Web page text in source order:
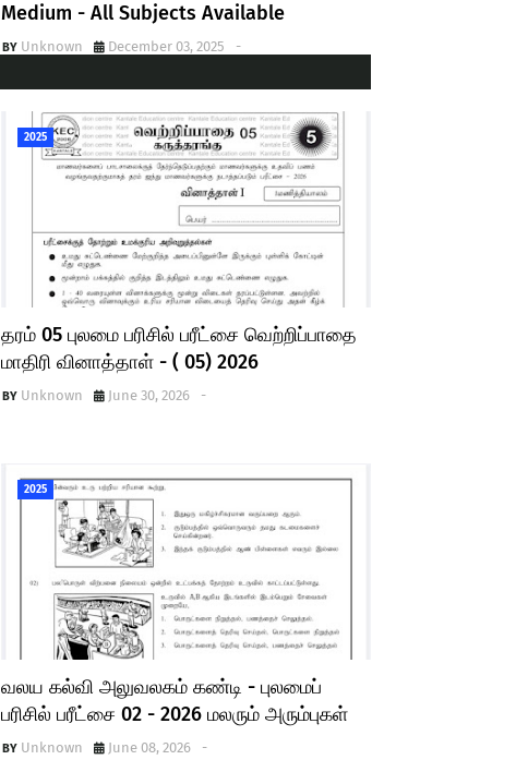
Medium - All Subjects Available
Unknown -
December 03, 2025
2025
தரம் 05 புலமை பரிசில் பரீட்சை வெற்றிப்பாதை
மாதிரி வினாத்தாள் - ( 05) 2026
Unknown -
June 30, 2026
2025
வலய கல்வி அலுவலகம் கண்டி - புலமைப்
பரிசில் பரீட்சை 02 - 2026 மலரும் அரும்புகள்
Unknown -
June 08, 2026